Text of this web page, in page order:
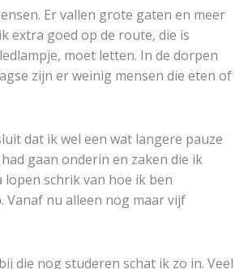
Er vallen grote gaten en meer
extra goed op de route, die is
moet letten. In de dorpen
zijn er weinig mensen die eten of
dat ik wel een wat langere pauze
gaan onderin en zaken die ik
schrik van hoe ik ben
nu alleen nog maar vijf
die nog studeren schat ik zo in. Veel